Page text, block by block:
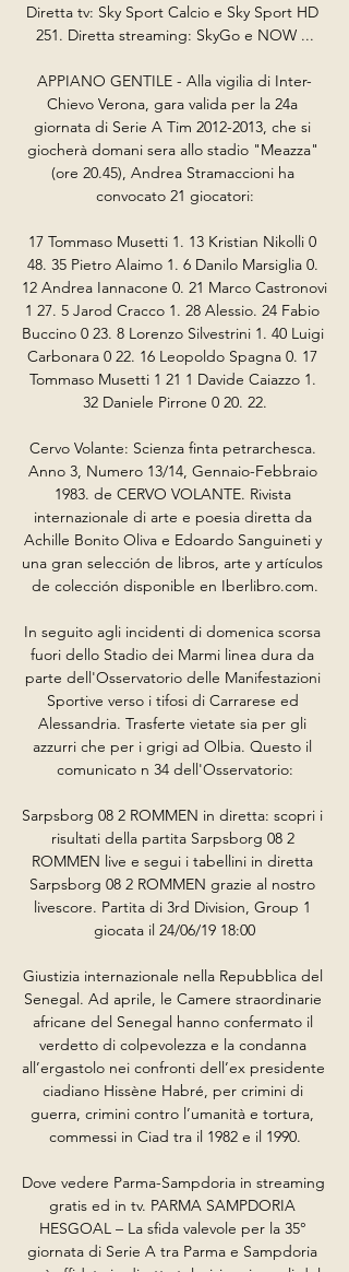
Diretta tv: Sky Sport Calcio e Sky Sport HD
251. Diretta streaming: SkyGo e NOW ...
APPIANO GENTILE - Alla vigilia di Inter-
Chievo Verona, gara valida per la 24a
giornata di Serie A Tim 2012-2013, che si
giocherà domani sera allo stadio "Meazza"
(ore 20.45), Andrea Stramaccioni ha
convocato 21 giocatori:
17 Tommaso Musetti 1. 13 Kristian Nikolli 0
48. 35 Pietro Alaimo 1. 6 Danilo Marsiglia 0.
12 Andrea Iannacone 0. 21 Marco Castronovi
1 27. 5 Jarod Cracco 1. 28 Alessio. 24 Fabio
Buccino 0 23. 8 Lorenzo Silvestrini 1. 40 Luigi
Carbonara 0 22. 16 Leopoldo Spagna 0. 17
Tommaso Musetti 1 21 1 Davide Caiazzo 1.
32 Daniele Pirrone 0 20. 22.
Cervo Volante: Scienza finta petrarchesca.
Anno 3, Numero 13/14, Gennaio-Febbraio
1983. de CERVO VOLANTE. Rivista
internazionale di arte e poesia diretta da
Achille Bonito Oliva e Edoardo Sanguineti y
una gran selección de libros, arte y artículos
de colección disponible en Iberlibro.com.
In seguito agli incidenti di domenica scorsa
fuori dello Stadio dei Marmi linea dura da
parte dell'Osservatorio delle Manifestazioni
Sportive verso i tifosi di Carrarese ed
Alessandria. Trasferte vietate sia per gli
azzurri che per i grigi ad Olbia. Questo il
comunicato n 34 dell'Osservatorio:
Sarpsborg 08 2 ROMMEN in diretta: scopri i
risultati della partita Sarpsborg 08 2
ROMMEN live e segui i tabellini in diretta
Sarpsborg 08 2 ROMMEN grazie al nostro
livescore. Partita di 3rd Division, Group 1
giocata il 24/06/19 18:00
Giustizia internazionale nella Repubblica del
Senegal. Ad aprile, le Camere straordinarie
africane del Senegal hanno confermato il
verdetto di colpevolezza e la condanna
all’ergastolo nei confronti dell’ex presidente
ciadiano Hissène Habré, per crimini di
guerra, crimini contro l’umanità e tortura,
commessi in Ciad tra il 1982 e il 1990.
Dove vedere Parma-Sampdoria in streaming
gratis ed in tv. PARMA SAMPDORIA
HESGOAL – La sfida valevole per la 35°
giornata di Serie A tra Parma e Sampdoria